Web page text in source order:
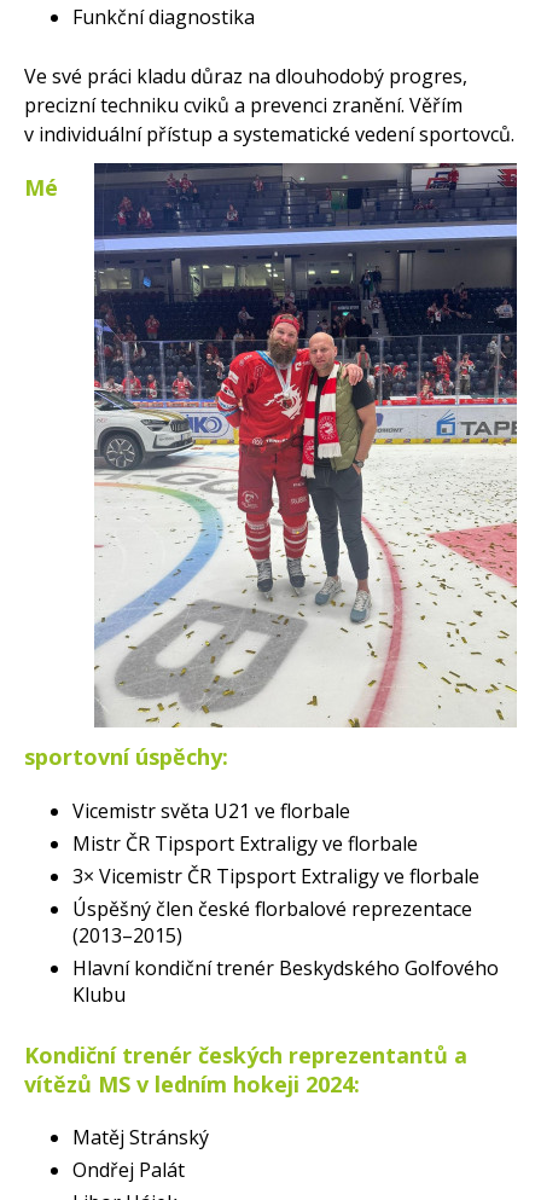
Funkční diagnostika
Ve své práci kladu důraz na dlouhodobý progres,
precizní techniku cviků a prevenci zranění. Věřím
v individuální přístup a systematické vedení sportovců.
Mé
sportovní úspěchy:
Vicemistr světa U21 ve florbale
Mistr ČR Tipsport Extraligy ve florbale
3× Vicemistr ČR Tipsport Extraligy ve florbale
Úspěšný člen české florbalové reprezentace
(2013–2015)
Hlavní kondiční trenér Beskydského Golfového
Klubu
Kondiční trenér českých reprezentantů a
vítězů MS v ledním hokeji 2024:
Matěj Stránský
Ondřej Palát